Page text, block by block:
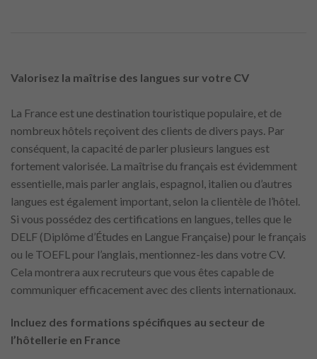
Valorisez la maîtrise des langues sur votre CV
La France est une destination touristique populaire, et de
nombreux hôtels reçoivent des clients de divers pays. Par
conséquent, la capacité de parler plusieurs langues est
fortement valorisée. La maîtrise du français est évidemment
essentielle, mais parler anglais, espagnol, italien ou d’autres
langues est également important, selon la clientèle de l’hôtel.
Si vous possédez des certifications en langues, telles que le
DELF (Diplôme d’Études en Langue Française) pour le français
ou le TOEFL pour l’anglais, mentionnez-les dans votre CV.
Cela montrera aux recruteurs que vous êtes capable de
communiquer efficacement avec des clients internationaux.
Incluez des formations spécifiques au secteur de
l’hôtellerie en France